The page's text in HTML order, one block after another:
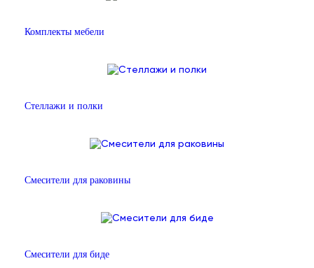
Комплекты мебели
Стеллажи и полки
Смесители для раковины
Смесители для биде